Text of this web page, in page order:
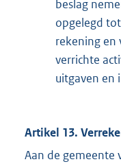
beslag
opgelegd
rekening
verrichte
uitgaven en
Artikel 13.
Aan de gemeente